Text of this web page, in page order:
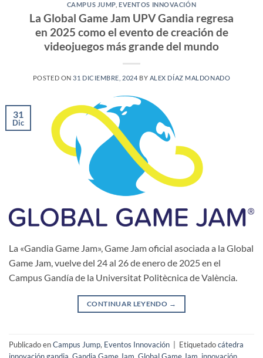
CAMPUS JUMP,EVENTOS INNOVACIÓN
La Global Game Jam UPV Gandia regresa
en 2025 como el evento de creación de
videojuegos más grande del mundo
POSTED ON31 DICIEMBRE, 2024 BY ALEX DÍAZ MALDONADO
31
Dic
La «Gandia Game Jam», Game Jam oficial asociada a la Global
Game Jam, vuelve del 24 al 26 de enero de 2025 en el
Campus Gandía de la Universitat Politècnica de València.
CONTINUAR LEYENDO →
Publicado enCampus Jump, Eventos Innovación | Etiquetadocátedra
innovación gandia Gandia Game Jam Global Game Jam innovación